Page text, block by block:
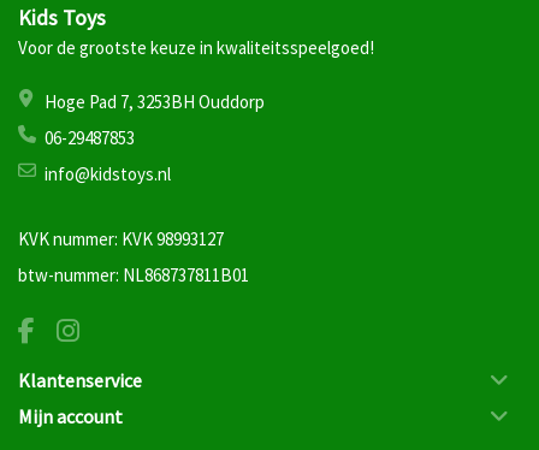
Kids Toys
Voor de grootste keuze in kwaliteitsspeelgoed!
Hoge Pad 7, 3253BH Ouddorp
06-29487853
info@kidstoys.nl
KVK nummer: KVK 98993127
btw-nummer: NL868737811B01
Klantenservice
Mijn account